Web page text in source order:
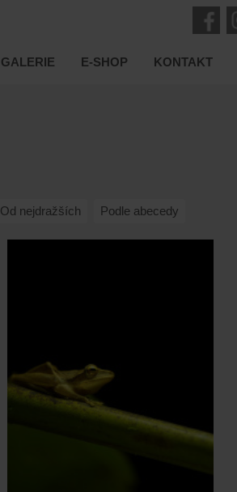
GALERIE E-SHOP KONTAKT
Od nejdražších Podle abecedy